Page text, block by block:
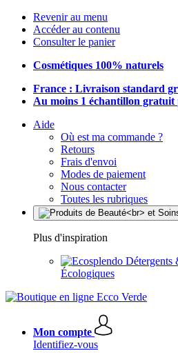
Revenir au menu
Accéder au contenu
Consulter le panier
Cosmétiques 100% naturels
France : Livraison standard
Au moins 1 échantillon gratuit
Aide
Où est ma commande ?
Retours
Frais d'envoi
Modes de paiement
Nous contacter
Toutes les rubriques
Plus d'inspiration
Détergents
Écologiques
Mon compte
Identifiez-vous